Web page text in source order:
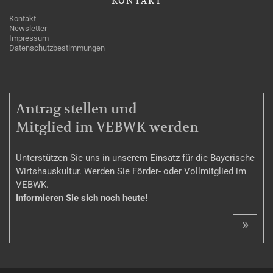
Kontakt
Newsletter
Impressum
Datenschutzbestimmungen
MITGLIEDSCHAFT
Antrag stellen und
Mitglied im VEBWK werden
Unterstützen Sie uns in unserem Einsatz für die Bayerische
Wirtshauskultur. Werden Sie Förder- oder Vollmitglied im
VEBWK.
Informieren Sie sich noch heute!
»